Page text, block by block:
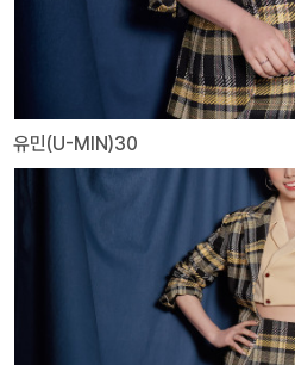
유민(U-MIN)30